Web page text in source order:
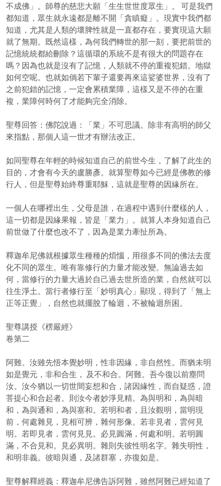
不成佛」。師尊的慈悲大願「生生世世度眾生」。 可是我們
都知道，眾生就永遠都是離不開「貪瞋癡」。現實中我們都
知道，尤其是人類的壞脾性就是一直都存在，要實現這大願
就了無期。既然這樣，為何我們轉世的那一刻，要把前世的
記憶統統都給刪除？這循環的系統不是有很大的問題存在
嗎？因為也就是沒有了記憶，人類就不停的重複犯錯。地獄
如何空呢。也就如倘若下輩子還要再來這娑婆世界，沒有了
之前犯錯的記憶，一定會累積業障，這樣又是不停的在重
複，業障何時何了才能夠完全消除。
聖尊回答：佛陀說過：「業」不可思議。除非有高明的師父
來指點，那個人這一世才有辦法改正。
如同聖尊在年輕的時候知道自己的前世今生，了解了此生的
目的，才會有今天的盧勝彥。就算聖尊如今已經是佛教的修
行人，但是聖尊始終尊重耶穌，這就是聖尊的因緣所在。
一個人在哪裡出生，父母是誰，在過程中遇到什麼樣的人，
這一切都是因緣果報，皆是「業力」。就算人本身知道自己
前世做了什麼也改不了，因為是業力牽扯所為。
釋迦牟尼佛就根據眾生種種的煩惱，用很多不同的佛法去度
化不同的眾生。唯有靠修行的力量才能改變。無論過去如
何，當修行的力量大過於自己過去世所造的業，自然就可以
往生淨土。當行者修行至「妙明真心」顯現，得到了「無上
正等正覺」，自然也就擺脫了輪迴，不被輪迴所困。
聖尊講授《楞嚴經》
卷第二
阿難。汝雖先悟本覺妙明，性非因緣，非自然性。而猶未明
如是覺元，非和合生， 及不和合。阿難。吾今復以前塵問
汝。汝今猶以一切世間妄想和合，諸因緣性，而自疑惑，證
菩提心和合起者。則汝今者妙淨見精。為與明和，為與暗
和，為與通和，為與塞和。若明和者，且汝觀明，當明現
前，何處雜見，見相可辨，雜何形像。若非見者，雲何見
明。若即見者，雲何見見。必見圓滿，何處和明。若明圓
滿，不合見和。見必異明。雜則失彼性明名字。雜失明性，
和明非義。彼暗與通，及諸群塞，亦復如是。
聖尊解釋經義：釋迦牟尼佛告訴阿難，雖然阿難已經知道了